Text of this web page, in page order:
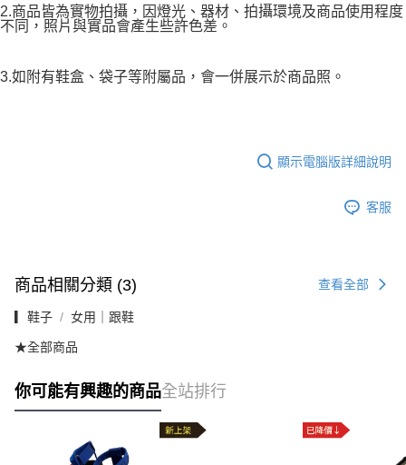
2.商品皆為實物拍攝，因燈光、器材、拍攝環境及商品使用程度
不同，照片與實品會產生些許色差。
3.如附有鞋盒、袋子等附屬品，會一併展示於商品照。
顯示電腦版詳細說明
客服
商品相關分類 (3) 查看全部
▎鞋子 女用｜跟鞋
★全部商品
你可能有興趣的商品全站排行